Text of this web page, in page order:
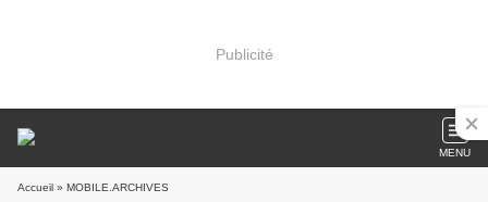
Publicité
MENU
Accueil » MOBILE.ARCHIVES